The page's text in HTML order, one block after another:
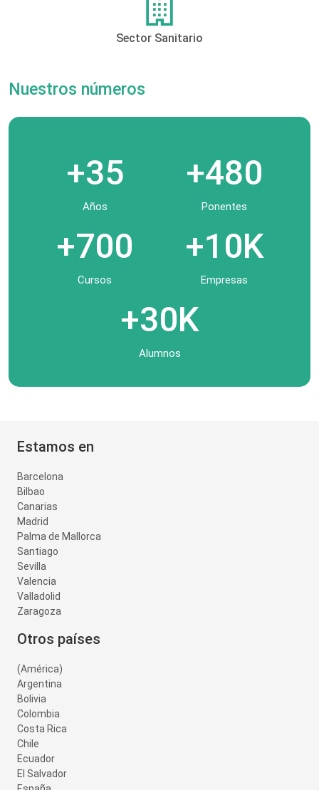
Sector Sanitario
Nuestros números
+35
Años
+480
Ponentes
+700
Cursos
+10K
Empresas
+30K
Alumnos
Estamos en
Barcelona
Bilbao
Canarias
Madrid
Palma de Mallorca
Santiago
Sevilla
Valencia
Valladolid
Zaragoza
Otros países
(América)
Argentina
Bolivia
Colombia
Costa Rica
Chile
Ecuador
El Salvador